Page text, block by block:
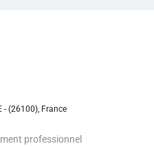
- (26100), France
professionnel